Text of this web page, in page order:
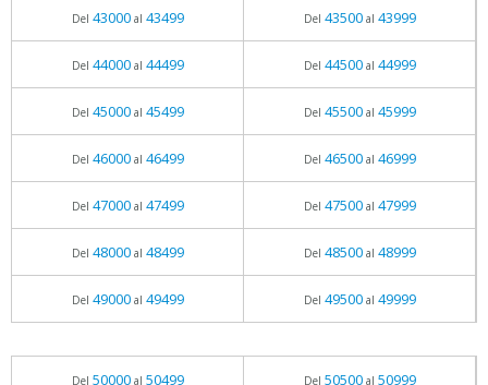
Del 43000al 43499 Del 43500al 43999
Del 44000al 44499 Del 44500al 44999
Del 45000al 45499 Del 45500al 45999
Del 46000al 46499 Del 46500al 46999
Del 47000al 47499 Del 47500al 47999
Del 48000al 48499 Del 48500al 48999
Del 49000al 49499 Del 49500al 49999
Del 50000al 50499 Del 50500al 50999